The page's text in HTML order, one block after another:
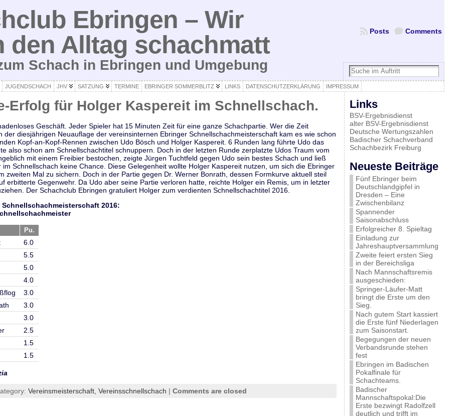
Ebringen – Wir
den Alltag schachmatt
Schach in Ebringen und Umgebung
Comments
Posts
JUGENDSCHACH JHV SATZUNG TERMINE EBRINGER SOMMERBLITZ LINKS DATENSCHUTZERKLÄRUNG IMPRESSUM
Erfolg für Holger Kaspereit im Schnellschach.
Geschäft. Jeder Spieler hat 15 Minuten Zeit für eine ganze Schachpartie. Wer die Zeit
der diesjährigen Neuauflage der vereinsinternen Ebringer Schnellschachmeisterschaft kam es wie schon
Kopf-an-Kopf-Rennen zwischen Udo Bösch und Holger Kaspereit. 6 Runden lang führte Udo das
also schon am Schnellschachtitel schnuppern. Doch in der letzten Runde zerplatzte Udos Traum vom
mit einem Freibier bestochen, zeigte Jürgen Tuchtfeld gegen Udo sein bestes Schach und ließ
Schnellschach keine Chance. Diese Gelegenheit wollte Holger Kaspereit nutzen, um sich die Ebringer
zweiten Mal zu sichern. Doch in der Partie gegen Dr. Werner Bonrath, dessen Formkurve aktuell steil
erbitterte Gegenwehr. Da Udo aber seine Partie verloren hatte, reichte Holger ein Remis, um in letzter
Der Schachclub Ebringen gratuliert Holger zum verdienten Schnellschachtitel 2016.
2016:
Pu.
6.0
5.5
5.0
4.0
3.0
3.0
3.0
2.5
1.5
1.5
Vereinsmeisterschaft, Vereinsschnellschach | Comments are closed
Links
BSV-Ergebnisdienst
alter BSV-Ergebnisdienst
Deutsche Wertungszahlen
Badischer Schachverband
Schachbezirk Freiburg
Neueste Beiträge
Fünf Ebringer beim
Deutschlandgipfel in
Dresden – Eine
Zwischenbilanz
Spannender
Saisonabschluss
Erfolgreicher 8. Spieltag
Einladung zur
Jahreshauptversammlung
Zweite feiert ersten Sieg
in der Bereichsliga
Nach Mannschaftsremis
ausgeschieden:
Springer-Läufer-Matt
bringt die Erste um den
Sieg.
Nach gutem Start kassiert
die Erste fünf Niederlagen
zum Saisonstart.
Begegungen der neuen
Verbandsrunde stehen
fest
Ebringen im Badischen
Pokalfinale für
Schachteams.
Badischer
Mannschaftspokal:Die
Erste bezwingt Radolfzell
deutlich und trifft im